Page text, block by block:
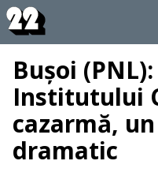
Bușoi
Institutului
cazarmă,
dramatic